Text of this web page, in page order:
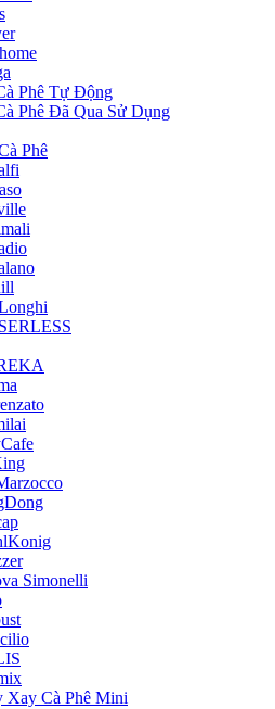
Phê Tự Động
Phê Đã Qua Sử Dụng
Phê
Simonelli
Xay Cà Phê Mini